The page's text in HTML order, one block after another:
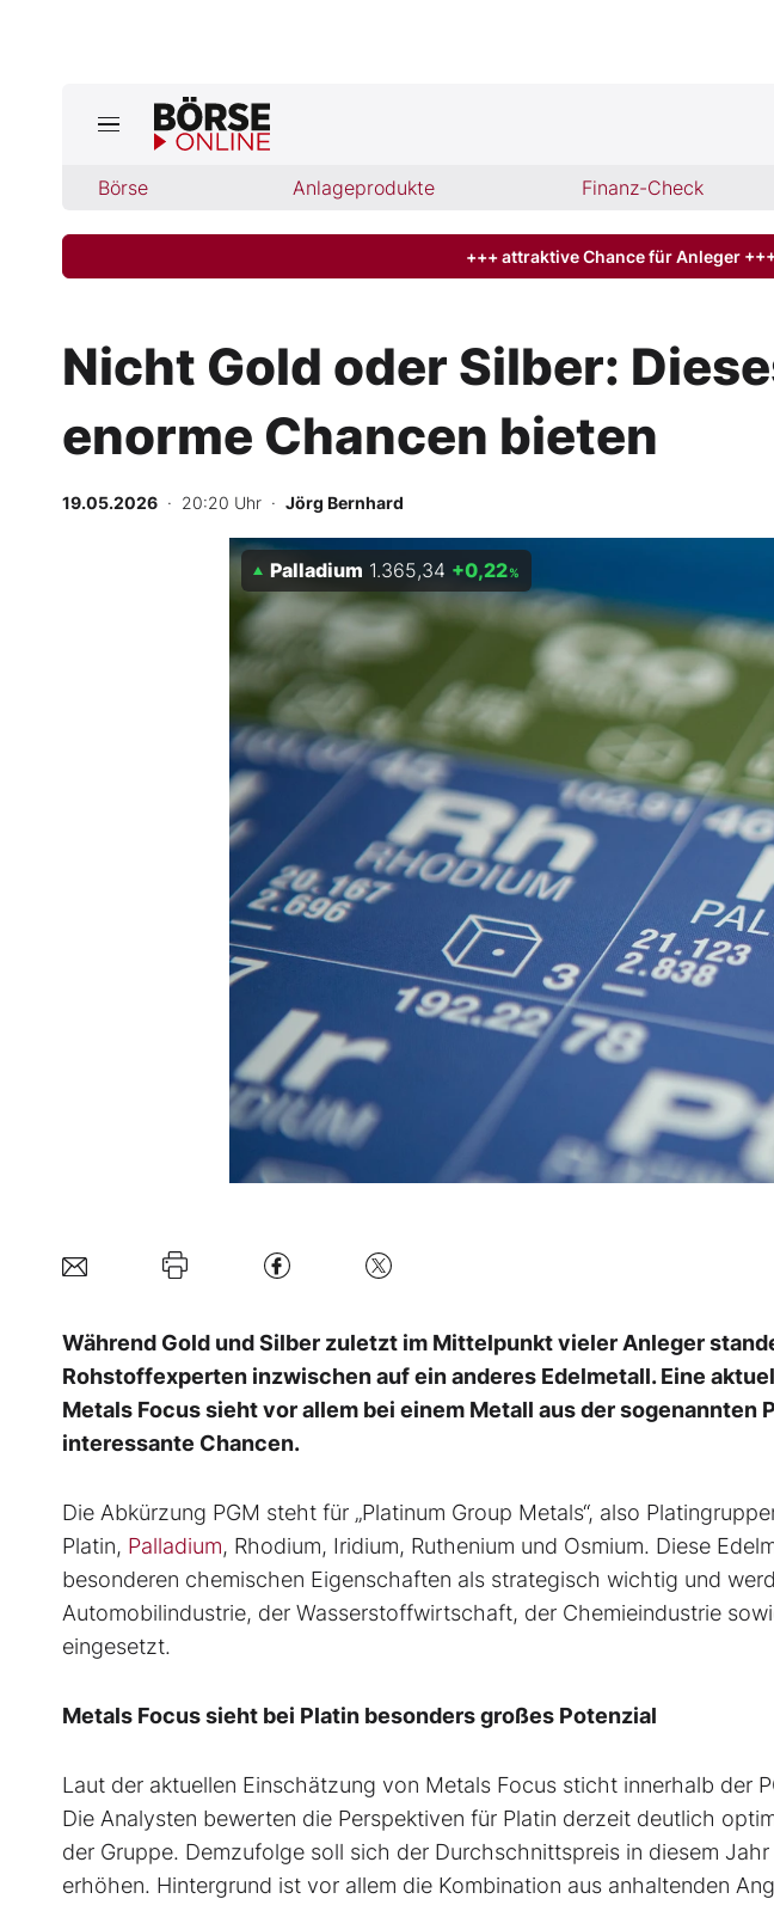
Börse Anlageprodukte Finanz-Check
Jetzt aktuelle Ausgabe BÖRSE ONLINE lesen
Finanz-Check
Abo & Shop
BO-Musterdepots
Experten
Mein Konto
Folgen Sie uns
Kontakt
+++ attraktive Chance für Anleger
Nicht Gold oder Silber:
enorme Chancen bieten
19.05.2026 · 20:20 Uhr · Jörg Bernhard
Palladium 1.365,34 +0,22%
Während Gold und Silber zuletzt im Mittelpunkt vieler Anleger
Rohstoffexperten inzwischen auf ein anderes Edelmetall. Eine
Metals Focus sieht vor allem bei einem Metall aus der sogenannten
interessante Chancen.
Die Abkürzung PGM steht für „Platinum Group Metals“, also
Platin, Palladium, Rhodium, Iridium, Ruthenium und Osmium. Diese
besonderen chemischen Eigenschaften als strategisch wichtig und
Automobilindustrie, der Wasserstoffwirtschaft, der Chemieindustrie
eingesetzt.
Metals Focus sieht bei Platin besonders großes Potenzial
Laut der aktuellen Einschätzung von Metals Focus sticht innerhalb der
Die Analysten bewerten die Perspektiven für Platin derzeit deutlich
der Gruppe. Demzufolge soll sich der Durchschnittspreis in diesem
erhöhen. Hintergrund ist vor allem die Kombination aus anhaltenden